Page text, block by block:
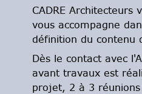
CADRE Architecteurs
vous accompagne
définition du contenu
Dès le contact avec
avant travaux est
projet, 2 à 3